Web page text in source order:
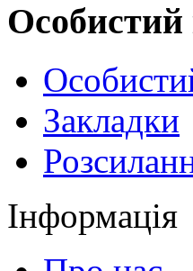
Особистий
Закладки
Інформація